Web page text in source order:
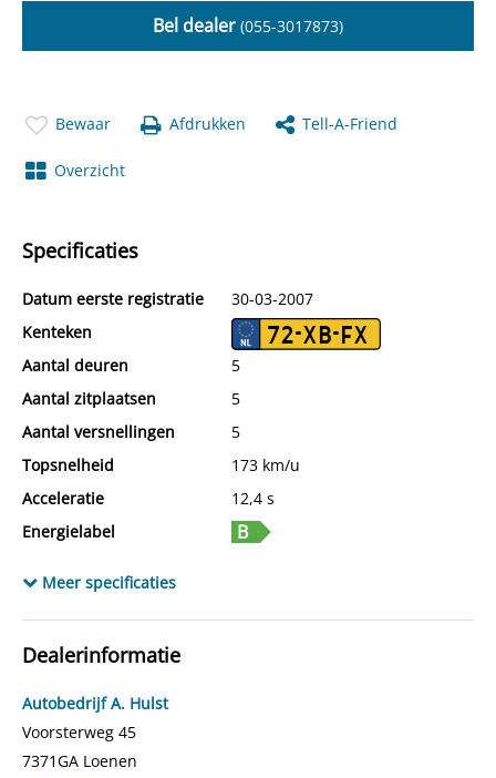
Bel dealer (055-3017873)
Bewaar Afdrukken Tell-A-Friend
Overzicht
Specificaties
Datum eerste registratie
30-03-2007
Kenteken
72-XB-FX
Aantal deuren
5
Aantal zitplaatsen
5
Aantal versnellingen
5
Topsnelheid
173 km/u
Acceleratie
12,4 s
Energielabel
Aantal cilinders
Kleur
Motorrijtuigenbelasting
Gewicht (leeg)
Meer specificaties
Dealerinformatie
Autobedrijf A. Hulst
Voorsterweg 45
7371GA Loenen